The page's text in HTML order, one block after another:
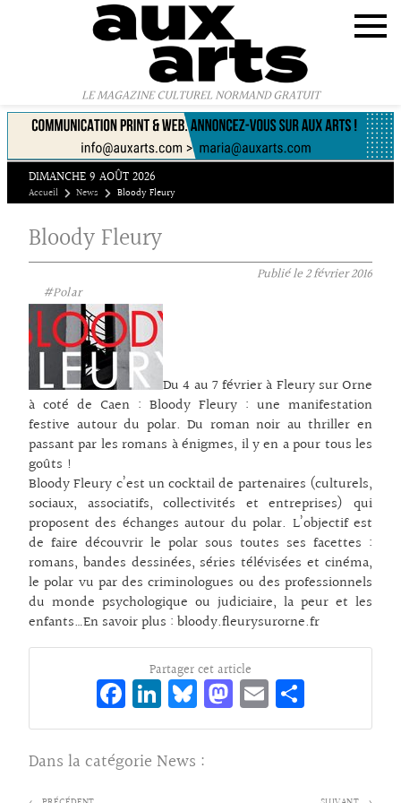
LE MAGAZINE CULTUREL NORMAND GRATUIT
DIMANCHE 9 AOÛT 2026
Accueil News Bloody Fleury
Bloody Fleury
Publié le2 février 2016
#Polar
Du 4 au 7 février à Fleury sur Orne
à coté de Caen : Bloody Fleury : une manifestation
festive autour du polar. Du roman noir au thriller en
passant par les romans à énigmes, il y en a pour tous les
goûts !
Bloody Fleury c’est un cocktail de partenaires (culturels,
sociaux, associatifs, collectivités et entreprises) qui
proposent des échanges autour du polar. L’objectif est
de faire découvrir le polar sous toutes ses facettes :
romans, bandes dessinées, séries télévisées et cinéma,
le polar vu par des criminologues ou des professionnels
du monde psychologique ou judiciaire, la peur et les
enfants…En savoir plus : bloody.fleurysurorne.fr
Partager cet article
Fa
ce
bo
o
Li
n
ke
dI
Bl
ue
sk
M
as
E
m rt
Dans la catégorie News :
Panneau de gestion des cookies